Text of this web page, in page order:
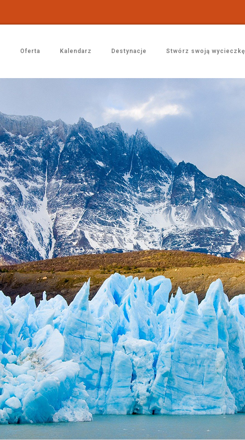
Oferta Kalendarz Destynacje Stwórz swoją wycieczkę